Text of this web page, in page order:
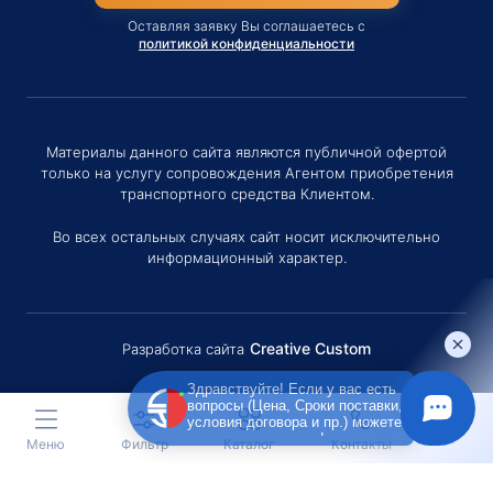
Оставляя заявку Вы соглашаетесь с
политикой конфиденциальности
Материалы данного сайта являются публичной офертой
только на услугу сопровождения Агентом приобретения
транспортного средства Клиентом.
Во всех остальных случаях сайт носит исключительно
информационный характер.
Разработка сайта Creative Custom
Меню Фильтр Каталог Контакты
Здравствуйте! Если у вас есть
вопросы (Цена, Сроки поставки,
условия договора и пр.) можете
задать их мне в чат!